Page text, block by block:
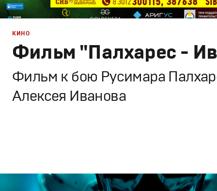
Фильм "Палхарес -
Фильм к бою Русимара
Алексея Иванова
Брендинг,ТВ-Шоу ,Кино
КИНО